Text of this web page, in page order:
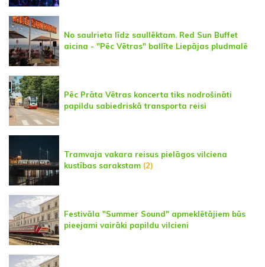
No saulrieta līdz saullēktam. Red Sun Buffet
aicina - "Pēc Vētras" ballīte Liepājas pludmalē
Pēc Prāta Vētras koncerta tiks nodrošināti
papildu sabiedriskā transporta reisi
Tramvaja vakara reisus pielāgos vilciena
kustības sarakstam (2)
Festivāla "Summer Sound" apmeklētājiem būs
pieejami vairāki papildu vilcieni